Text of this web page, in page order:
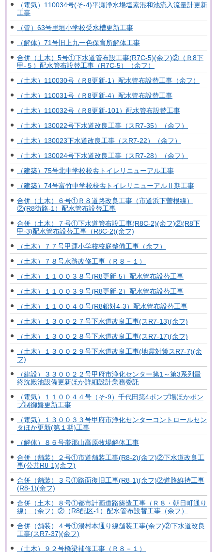
（電気）110034号(そ-4)平瀬浄水場塩素混和池流入流量計更新
工事
（管）63号里垣小学校受水槽更新工事
（解体）71号旧上九一色保育所解体工事
合併（土木）5号①下水道管布設工事(R7C-5)(余フ)②（Ｒ8下
甲-５）配水管布設替工事（R7C-5）（余フ）
（土木）110030号（Ｒ8更新-1）配水管布設替工事（余フ）
（土木）110031号（Ｒ8更新-4）配水管布設替工事
（土木）110032号（Ｒ8更新-101）配水管布設替工事
（土木）130022号下水道改良工事（スR7-35）（余フ）
（土木）130023下水道改良工事（スR7-22）（余フ）
（土木）130024号下水道改良工事（スR7-28）（余フ）
（建築）75号北中学校校舎トイレリニューアル工事
（建築）74号富竹中学校校舎トイレリニューアルⅡ期工事
合併（土木）６号①Ｒ８道路改良工事（市道浜下曽根線）
②(R8街路-1）配水管布設替工事
合併（土木）７号①下水道管布設工事(R8C-2)(余フ)②(R8下
甲-3)配水管布設替工事（R8C-2)(余フ)
（土木）７７号甲運小学校校庭整備工事（余フ）
（土木）７８号水路改修工事（Ｒ８－１）
（土木）１１００３８号(R8更新-5）配水管布設替工事
（土木）１１００３９号(R8更新-2）配水管布設替工事
（土木）１１００４０号(R8鉛対4-3）配水管布設替工事
（土木）１３００２７号下水道改良工事(スR7-13)(余フ)
（土木）１３００２８号下水道改良工事(スR7-17)(余フ)
（土木）１３００２９号下水道改良工事(地震対策スR7-7)(余
フ)
（建設）３３００２２号甲府市浄化センター第1～第3系列最
終沈殿池設備更新ほか詳細設計業務委託
（電気）１１００４４号（そ-9）千代田第4ポンプ場ほかポン
プ制御盤更新工事
（電気）１３００３３号甲府市浄化センターコントロールセン
タほか更新(第１期)工事
（解体）８６号帯那山高原牧場解体工事
合併（舗装）２号①市道舗装工事(R8-2)(余フ)②下水道改良工
事(公共R8-1)(余フ)
合併（舗装）３号①路面復旧工事(R8-1)(余フ)②道路維持工事
(R8-1)(余フ)
合併（土木）８号①都市計画道路築造工事（Ｒ８・朝日町通り
線）（余フ）②（R8配区-1）配水管布設替工事（余フ）
合併（舗装）４号①湯村本通り線舗装工事(余フ)②下水道改良
工事(スR7-37)(余フ)
（土木）９２号橋梁補修工事（Ｒ８－１）